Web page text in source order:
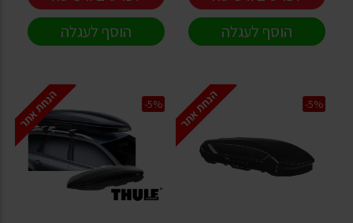
הוסף לעגלה
הוסף לעגלה
הנחת אתר -5% הנחת אתר -5%